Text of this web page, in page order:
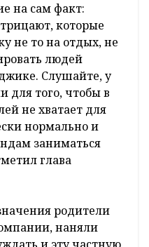
на сам факт:
которые
не то на отдых, не
людей
Слушайте, у
для того, чтобы в
не хватает для
нормально и
заниматься
глава
родители
наняли